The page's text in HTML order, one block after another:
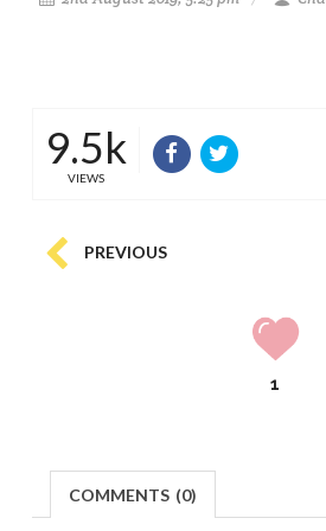
9.5k
VIEWS
PREVIOUS
1
COMMENTS (0)